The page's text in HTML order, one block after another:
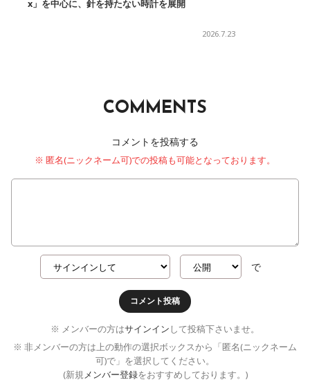
x」を中心に、針を持たない時計を展開
2026.7.23
COMMENTS
コメントを投稿する
※ 匿名(ニックネーム可)での投稿も可能となっております。
で
コメント投稿
※ メンバーの方はサインイン して投稿下さいませ。
※ 非メンバーの方は上の動作の選択ボックスから「匿名(ニックネーム
可)で」を選択してください。
(新規メンバー登録をおすすめしております。)